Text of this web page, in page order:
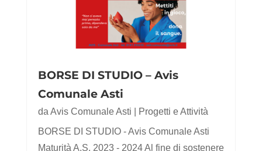
BORSE DI STUDIO – Avis
Comunale Asti
da Avis Comunale Asti
Progetti e Attività
BORSE DI STUDIO - Avis Comunale Asti
Maturità A.S. 2023 - 2024 Al fine di sostenere